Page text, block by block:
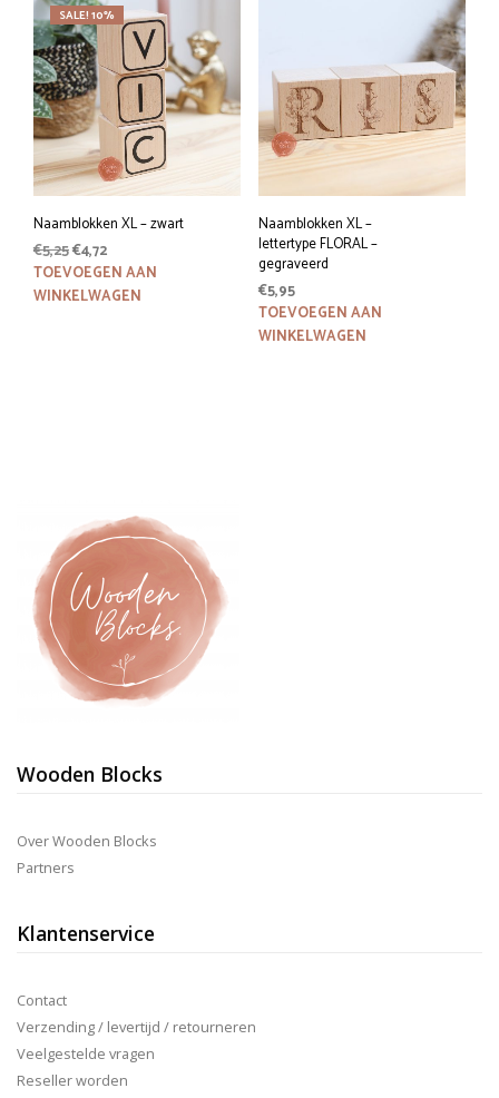
SALE! 10%
Naamblokken XL – zwart
€5,25Oorspronkelijke
prijs
was:
€4,72Huidige
prijs
is:
TOEVOEGEN AAN
WINKELWAGEN
Naamblokken XL –
lettertype FLORAL –
gegraveerd
€5,95
TOEVOEGEN AAN
WINKELWAGEN
Wooden Blocks
Over Wooden Blocks
Partners
Klantenservice
Contact
Verzending / levertijd / retourneren
Veelgestelde vragen
Reseller worden